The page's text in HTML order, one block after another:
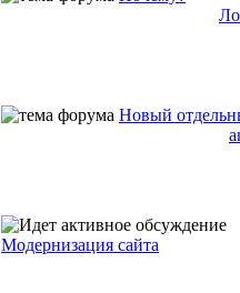
Новый
Модернизация сайта